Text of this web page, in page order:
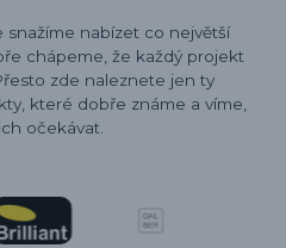
snažíme nabízet co největší
chápeme, že každý projekt
zde naleznete jen ty
které dobře známe a víme,
očekávat.